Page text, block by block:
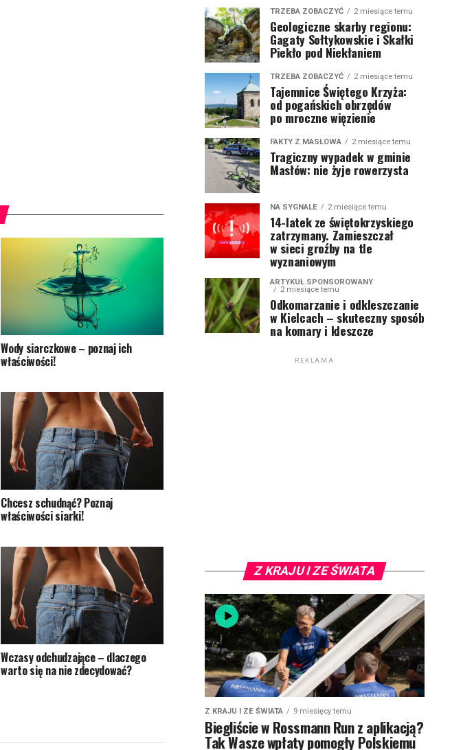
Wody siarczkowe – poznaj ich
właściwości!
Chcesz schudnąć? Poznaj
właściwości siarki!
Wczasy odchudzające – dlaczego
warto się na nie zdecydować?
TRZEBA ZOBACZYĆ 2 miesiące temu
Geologiczne skarby regionu:
Gagaty Sołtykowskie i Skałki
Piekło pod Niekłaniem
TRZEBA ZOBACZYĆ 2 miesiące temu
Tajemnice Świętego Krzyża:
od pogańskich obrzędów
po mroczne więzienie
FAKTY Z MASŁOWA 2 miesiące temu
Tragiczny wypadek w gminie
Masłów: nie żyje rowerzysta
NA SYGNALE 2 miesiące temu
14-latek ze świętokrzyskiego
zatrzymany. Zamieszczał
w sieci groźby na tle
wyznaniowym
ARTYKUŁ SPONSOROWANY
2 miesiące temu
Odkomarzanie i odkleszczanie
w Kielcach – skuteczny sposób
na komary i kleszcze
REKLAMA
Z KRAJU I ZE ŚWIATA
Z KRAJU I ZE ŚWIATA 9 miesięcy temu
Biegliście w Rossmann Run z aplikacją?
Tak Wasze wpłaty pomogły Polskiemu